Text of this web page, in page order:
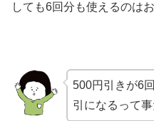
しても6回分も使えるのはお
500円引きが6
引になるって事